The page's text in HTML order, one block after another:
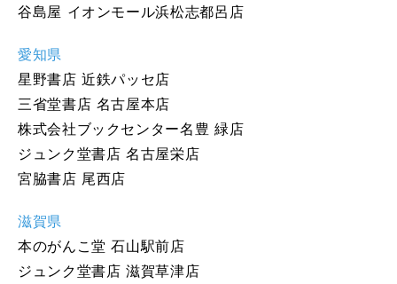
谷島屋 イオンモール浜松志都呂店
愛知県
星野書店 近鉄パッセ店
三省堂書店 名古屋本店
株式会社ブックセンター名豊 緑店
ジュンク堂書店 名古屋栄店
宮脇書店 尾西店
滋賀県
本のがんこ堂 石山駅前店
ジュンク堂書店 滋賀草津店